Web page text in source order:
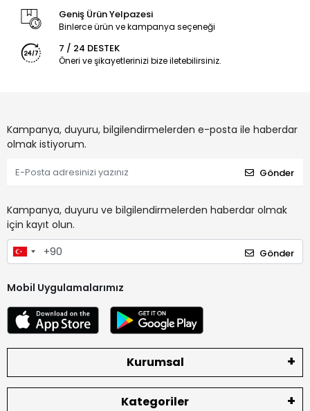
Geniş Ürün Yelpazesi
Binlerce ürün ve kampanya seçeneği
7 / 24 DESTEK
Öneri ve şikayetlerinizi bize iletebilirsiniz.
Kampanya, duyuru, bilgilendirmelerden e-posta ile haberdar
olmak istiyorum.
Gönder
Kampanya, duyuru ve bilgilendirmelerden haberdar olmak
için kayıt olun.
Gönder
Mobil Uygulamalarımız
Kurumsal
Kategoriler